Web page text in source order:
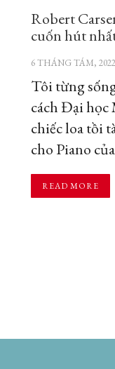
Robert
cuốn hút
6 THÁNG TÁM, 2022
Tôi từng
cách Đại học
chiếc loa tồi
cho Piano
READ MORE